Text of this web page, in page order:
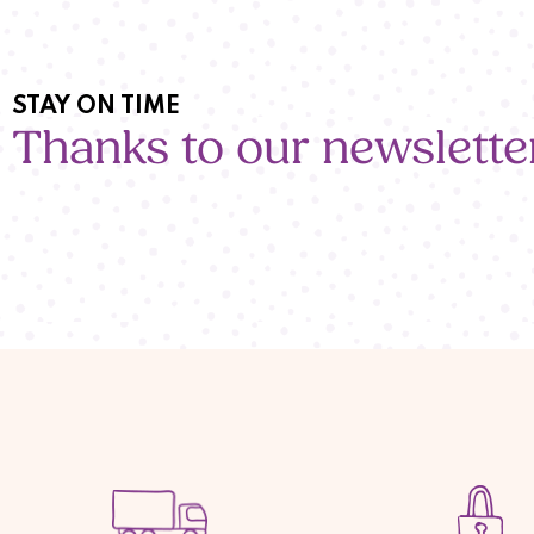
STAY ON TIME
Thanks to our